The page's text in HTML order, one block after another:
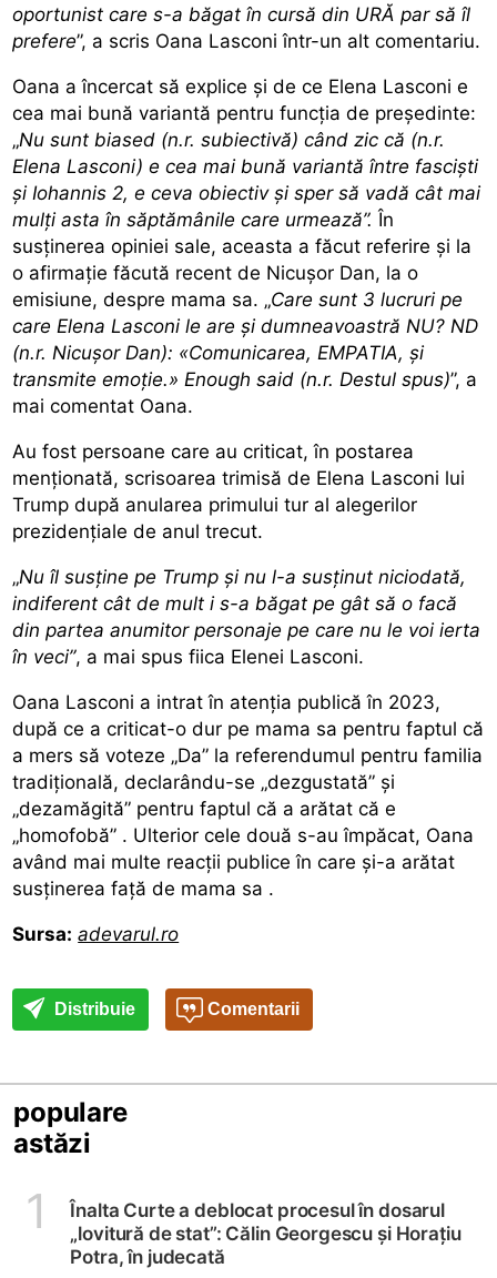
oportunist care s-a băgat în cursă din URĂ par să îl
prefere”, a scris Oana Lasconi într-un alt comentariu.
Oana a încercat să explice și de ce Elena Lasconi e
cea mai bună variantă pentru funcția de președinte:
„Nu sunt biased (n.r. subiectivă) când zic că (n.r.
Elena Lasconi) e cea mai bună variantă între fasciști
și Iohannis 2, e ceva obiectiv și sper să vadă cât mai
mulți asta în săptămânile care urmează”. În
susținerea opiniei sale, aceasta a făcut referire și la
o afirmație făcută recent de Nicușor Dan, la o
emisiune, despre mama sa. „Care sunt 3 lucruri pe
care Elena Lasconi le are și dumneavoastră NU? ND
(n.r. Nicușor Dan): «Comunicarea, EMPATIA, și
transmite emoție.» Enough said (n.r. Destul spus)”, a
mai comentat Oana.
Au fost persoane care au criticat, în postarea
menționată, scrisoarea trimisă de Elena Lasconi lui
Trump după anularea primului tur al alegerilor
prezidenţiale de anul trecut.
„Nu îl susține pe Trump și nu l-a susținut niciodată,
indiferent cât de mult i s-a băgat pe gât să o facă
din partea anumitor personaje pe care nu le voi ierta
în veci”, a mai spus fiica Elenei Lasconi.
Oana Lasconi a intrat în atenția publică în 2023,
după ce a criticat-o dur pe mama sa pentru faptul că
a mers să voteze „Da” la referendumul pentru familia
tradițională,declarându-se „dezgustată” și
„dezamăgită” pentru faptul că a arătat că e
„homofobă” . Ulterior cele două s-au împăcat, Oana
având mai multe reacții publice în care și-a arătat
susținerea față de mama sa .
Sursa: adevarul.ro
Distribuie Comentarii
populare
astăzi
1
Înalta Curte a deblocat procesul în dosarul
„lovitură de stat”: Călin Georgescu și Horațiu
Potra, în judecată